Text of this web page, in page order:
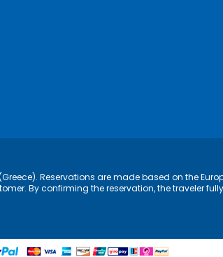
Reservations are made based on the
By confirming the reservation, the traveler fully